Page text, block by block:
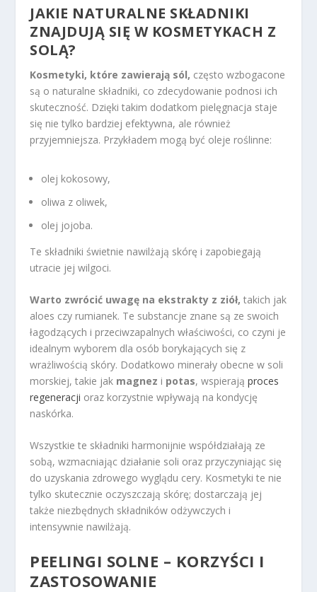
JAKIE NATURALNE SKŁADNIKI
ZNAJDUJĄ SIĘ W KOSMETYKACH Z
SOLĄ?
Kosmetyki, które zawierają sól, często wzbogacone
są o naturalne składniki, co zdecydowanie podnosi ich
skuteczność. Dzięki takim dodatkom pielęgnacja staje
się nie tylko bardziej efektywna, ale również
przyjemniejsza. Przykładem mogą być oleje roślinne:
olej kokosowy,
oliwa z oliwek,
olej jojoba.
Te składniki świetnie nawilżają skórę i zapobiegają
utracie jej wilgoci.
Warto zwrócić uwagę na ekstrakty z ziół, takich jak
aloes czy rumianek. Te substancje znane są ze swoich
łagodzących i przeciwzapalnych właściwości, co czyni je
idealnym wyborem dla osób borykających się z
wrażliwością skóry. Dodatkowo minerały obecne w soli
morskiej, takie jak magnez i potas, wspierająproces
regeneracji oraz korzystnie wpływają na kondycję
naskórka.
Wszystkie te składniki harmonijnie współdziałają ze
sobą, wzmacniając działanie soli oraz przyczyniając się
do uzyskania zdrowego wyglądu cery. Kosmetyki te nie
tylko skutecznie oczyszczają skórę; dostarczają jej
także niezbędnych składników odżywczych i
intensywnie nawilżają.
PEELINGI SOLNE – KORZYŚCI I
ZASTOSOWANIE